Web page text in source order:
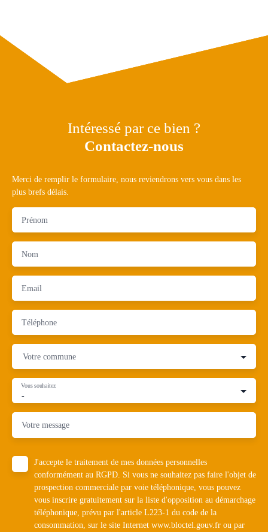
Intéressé par ce bien ?
Contactez-nous
Merci de remplir le formulaire, nous reviendrons vers vous dans les
plus brefs délais.
Prénom
Nom
Email
Téléphone
Votre commune
-
Vous souhaitez
Votre message
J'accepte le traitement de mes données personnelles
conformément au RGPD. Si vous ne souhaitez pas faire l'objet de
prospection commerciale par voie téléphonique, vous pouvez
vous inscrire gratuitement sur la liste d'opposition au démarchage
téléphonique, prévu par l'article L223-1 du code de la
consommation, sur le site Internet www.bloctel.gouv.fr ou par